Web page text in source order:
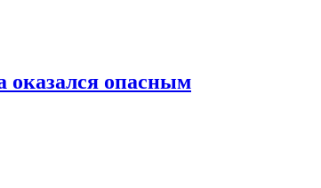
оказался опасным